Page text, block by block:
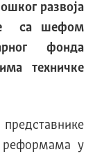
развоја
са шефом
фонда
техничке
реформама у